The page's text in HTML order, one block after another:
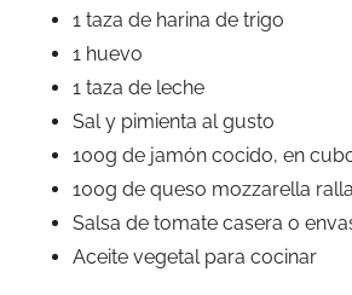
1 taza de harina de trigo
1 huevo
1 taza de leche
Sal y pimienta al gusto
100g de jamón cocido, en
100g de queso mozzarella
Salsa de tomate casera o
Aceite vegetal para cocinar